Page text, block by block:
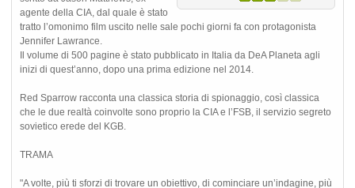
agente della CIA, dal quale è stato
tratto l’omonimo film uscito nelle sale pochi giorni fa con protagonista
Jennifer Lawrance.
Il volume di 500 pagine è stato pubblicato in Italia da DeA Planeta agli
inizi di quest’anno, dopo una prima edizione nel 2014.
Red Sparrow racconta una classica storia di spionaggio, così classica
che le due realtà coinvolte sono proprio la CIA e l’FSB, il servizio segreto
sovietico erede del KGB.
TRAMA
"A volte, più ti sforzi di trovare un obiettivo, di cominciare un’indagine, più